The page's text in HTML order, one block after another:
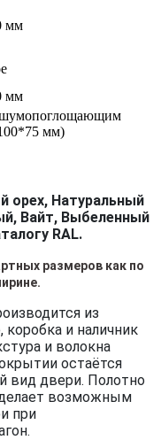
мм
мм
шумопоглощающим
мм)
орех, Натуральный
Вайт, Выбеленный
RAL.
размеров как по
из
и наличник
и волокна
остаётся
вид двери. Полотно
возможным
при